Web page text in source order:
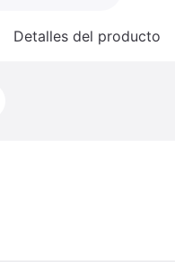
Detalles del producto